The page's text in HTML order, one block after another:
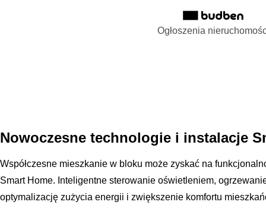
Ogłoszenia
Nowoczesne technologie i instalacje
Współczesne mieszkanie w bloku może zyskać na
Smart Home. Inteligentne sterowanie oświetleniem,
optymalizację zużycia energii i zwiększenie komfortu